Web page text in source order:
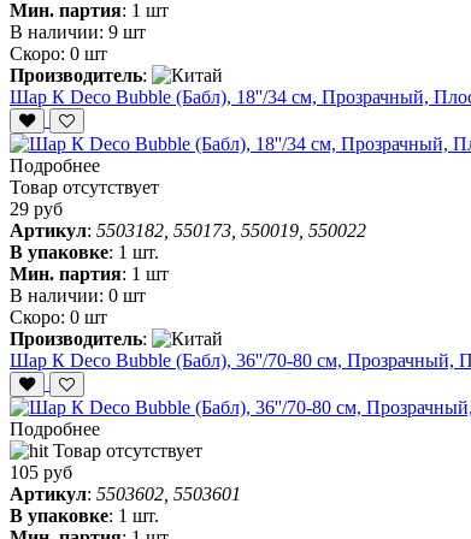
Мин. партия: 1 шт
В наличии: 9 шт
Скоро: 0 шт
Производитель:
Шар К Deco Bubble (Бабл), 18''/34 см, Прозрачный,
Подробнее
Товар отсутствует
29 руб
Артикул: 5503182, 550173, 550019, 550022
В упаковке: 1 шт.
Мин. партия: 1 шт
В наличии: 0 шт
Скоро: 0 шт
Производитель:
Шар К Deco Bubble (Бабл), 36''/70-80 см, Прозрачный,
Подробнее
Товар отсутствует
105 руб
Артикул: 5503602, 5503601
В упаковке: 1 шт.